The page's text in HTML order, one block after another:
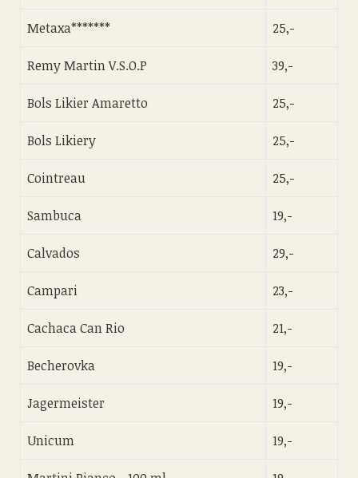
Metaxa******* 25,-
Remy Martin V.S.O.P 39,-
Bols Likier Amaretto 25,-
Bols Likiery 25,-
Cointreau 25,-
Sambuca 19,-
Calvados 29,-
Campari 23,-
Cachaca Can Rio 21,-
Becherovka 19,-
Jagermeister 19,-
Unicum 19,-